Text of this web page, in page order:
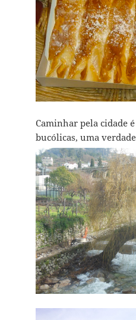
Caminhar pela cidade
bucólicas, uma